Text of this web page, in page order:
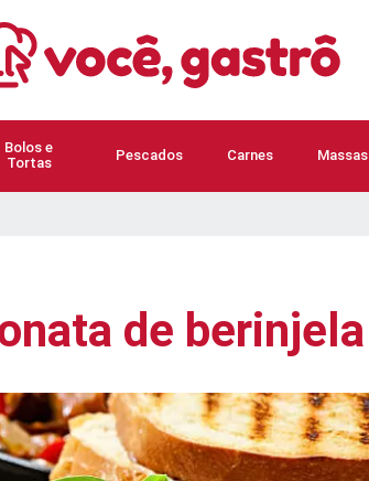
Bolos e
Tortas
Pescados Carnes Massas
de berinjela